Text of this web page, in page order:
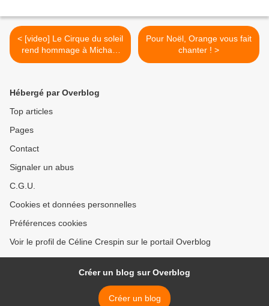
< [video] Le Cirque du soleil
rend hommage à Michael
Jackson
Pour Noël, Orange vous fait
chanter ! >
Hébergé par Overblog
Top articles
Pages
Contact
Signaler un abus
C.G.U.
Cookies et données personnelles
Préférences cookies
Voir le profil de Céline Crespin sur le portail Overblog
Créer un blog sur Overblog
Créer un blog